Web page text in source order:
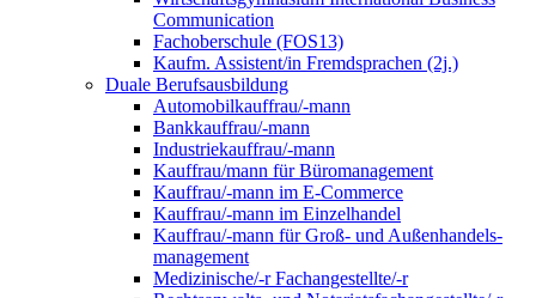
Communication
Fachoberschule (FOS13)
Kaufm. Assistent/in Fremdsprachen (2j.)
Duale Berufsausbildung
Automobilkauffrau/-mann
Bankkauffrau/-mann
Industriekauffrau/-mann
Kauffrau/mann für Büromanagement
Kauffrau/-mann im E-Commerce
Kauffrau/-mann im Einzelhandel
Kauffrau/-mann für Groß- und Außen­handels­
manage­ment
Medizinische/-r Fachangestellte/-r